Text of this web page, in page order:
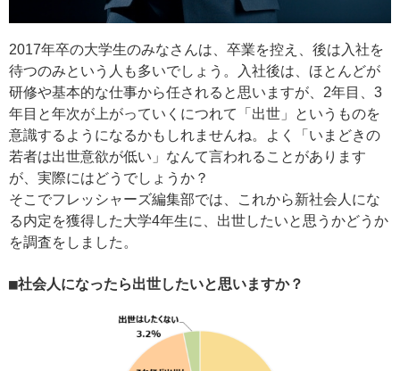
2017年卒の大学生のみなさんは、卒業を控え、後は入社を
待つのみという人も多いでしょう。入社後は、ほとんどが
研修や基本的な仕事から任されると思いますが、2年目、3
年目と年次が上がっていくにつれて「出世」というものを
意識するようになるかもしれませんね。よく「いまどきの
若者は出世意欲が低い」なんて言われることがあります
が、実際にはどうでしょうか？
そこでフレッシャーズ編集部では、これから新社会人にな
る内定を獲得した大学4年生に、出世したいと思うかどうか
を調査をしました。
■社会人になったら出世したいと思いますか？